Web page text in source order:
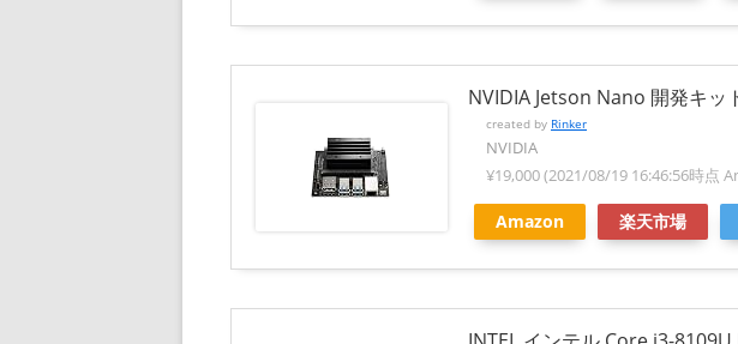
NVIDIA Jetson Nano 開発キッ
created by Rinker
NVIDIA
¥19,000(2021/08/19 16:46:56時点
Amazon 楽天市場